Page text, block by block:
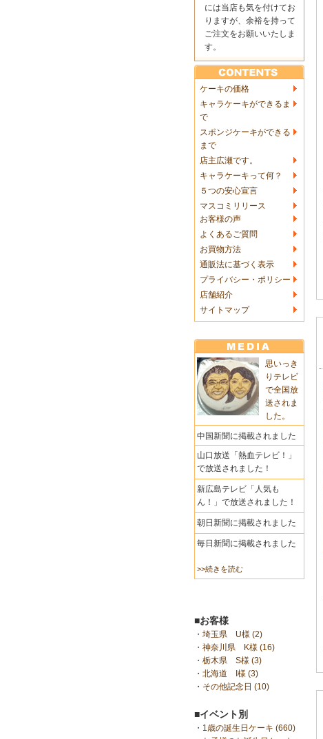
には当店も気を付けてお
りますが、余裕を持って
ご注文をお願いいたしま
す。
ケーキの価格
キャラケーキができるま
で
スポンジケーキができる
まで
店主広瀬です。
キャラケーキって何？
５つの安心宣言
マスコミリリース
お客様の声
よくあるご質問
お買物方法
通販法に基づく表示
プライバシー・ポリシー
店舗紹介
サイトマップ
思いっき
りテレビ
で全国放
送されま
した。
中国新聞に掲載されました
山口放送「熱血テレビ！」
で放送されました！
新広島テレビ「人気も
ん！」で放送されました！
朝日新聞に掲載されました
毎日新聞に掲載されました
>>続きを読む
■お客様
・ 埼玉県 U様 (2)
・ 神奈川県 K様 (16)
・ 栃木県 S様 (3)
・ 北海道 I様 (3)
・ その他記念日 (10)
■イベント別
・ 1歳の誕生日ケーキ (660)